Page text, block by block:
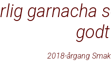
garnacha
2018-årgang